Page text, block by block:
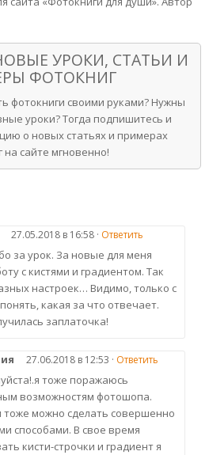
УРОКИ, СТАТЬИ И
ФОТОКНИГ
фотокниги своими руками? Нужны
уроки? Тогда подпишитесь и
о новых статьях и примерах
на сайте мгновенно!
27.05.2018 в 16:58 · Ответить
за урок. За новые для меня
с кистями и градиентом. Так
настроек… Видимо, только с
какая за что отвечает.
заплаточка!
27.06.2018 в 12:53 · Ответить
тоже поражаюсь
возможностям фотошопа.
тоже можно сделать совершенно
способами. В свое время
кисти-строчки и градиент я